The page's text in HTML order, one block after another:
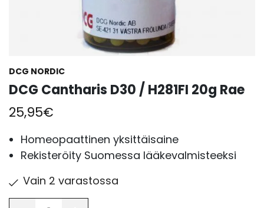
DCG NORDIC
DCG Cantharis D30 / H281FI 20g Rae
25,95€
Homeopaattinen yksittäisaine
Rekisteröity Suomessa lääkevalmisteeksi
Vain 2 varastossa